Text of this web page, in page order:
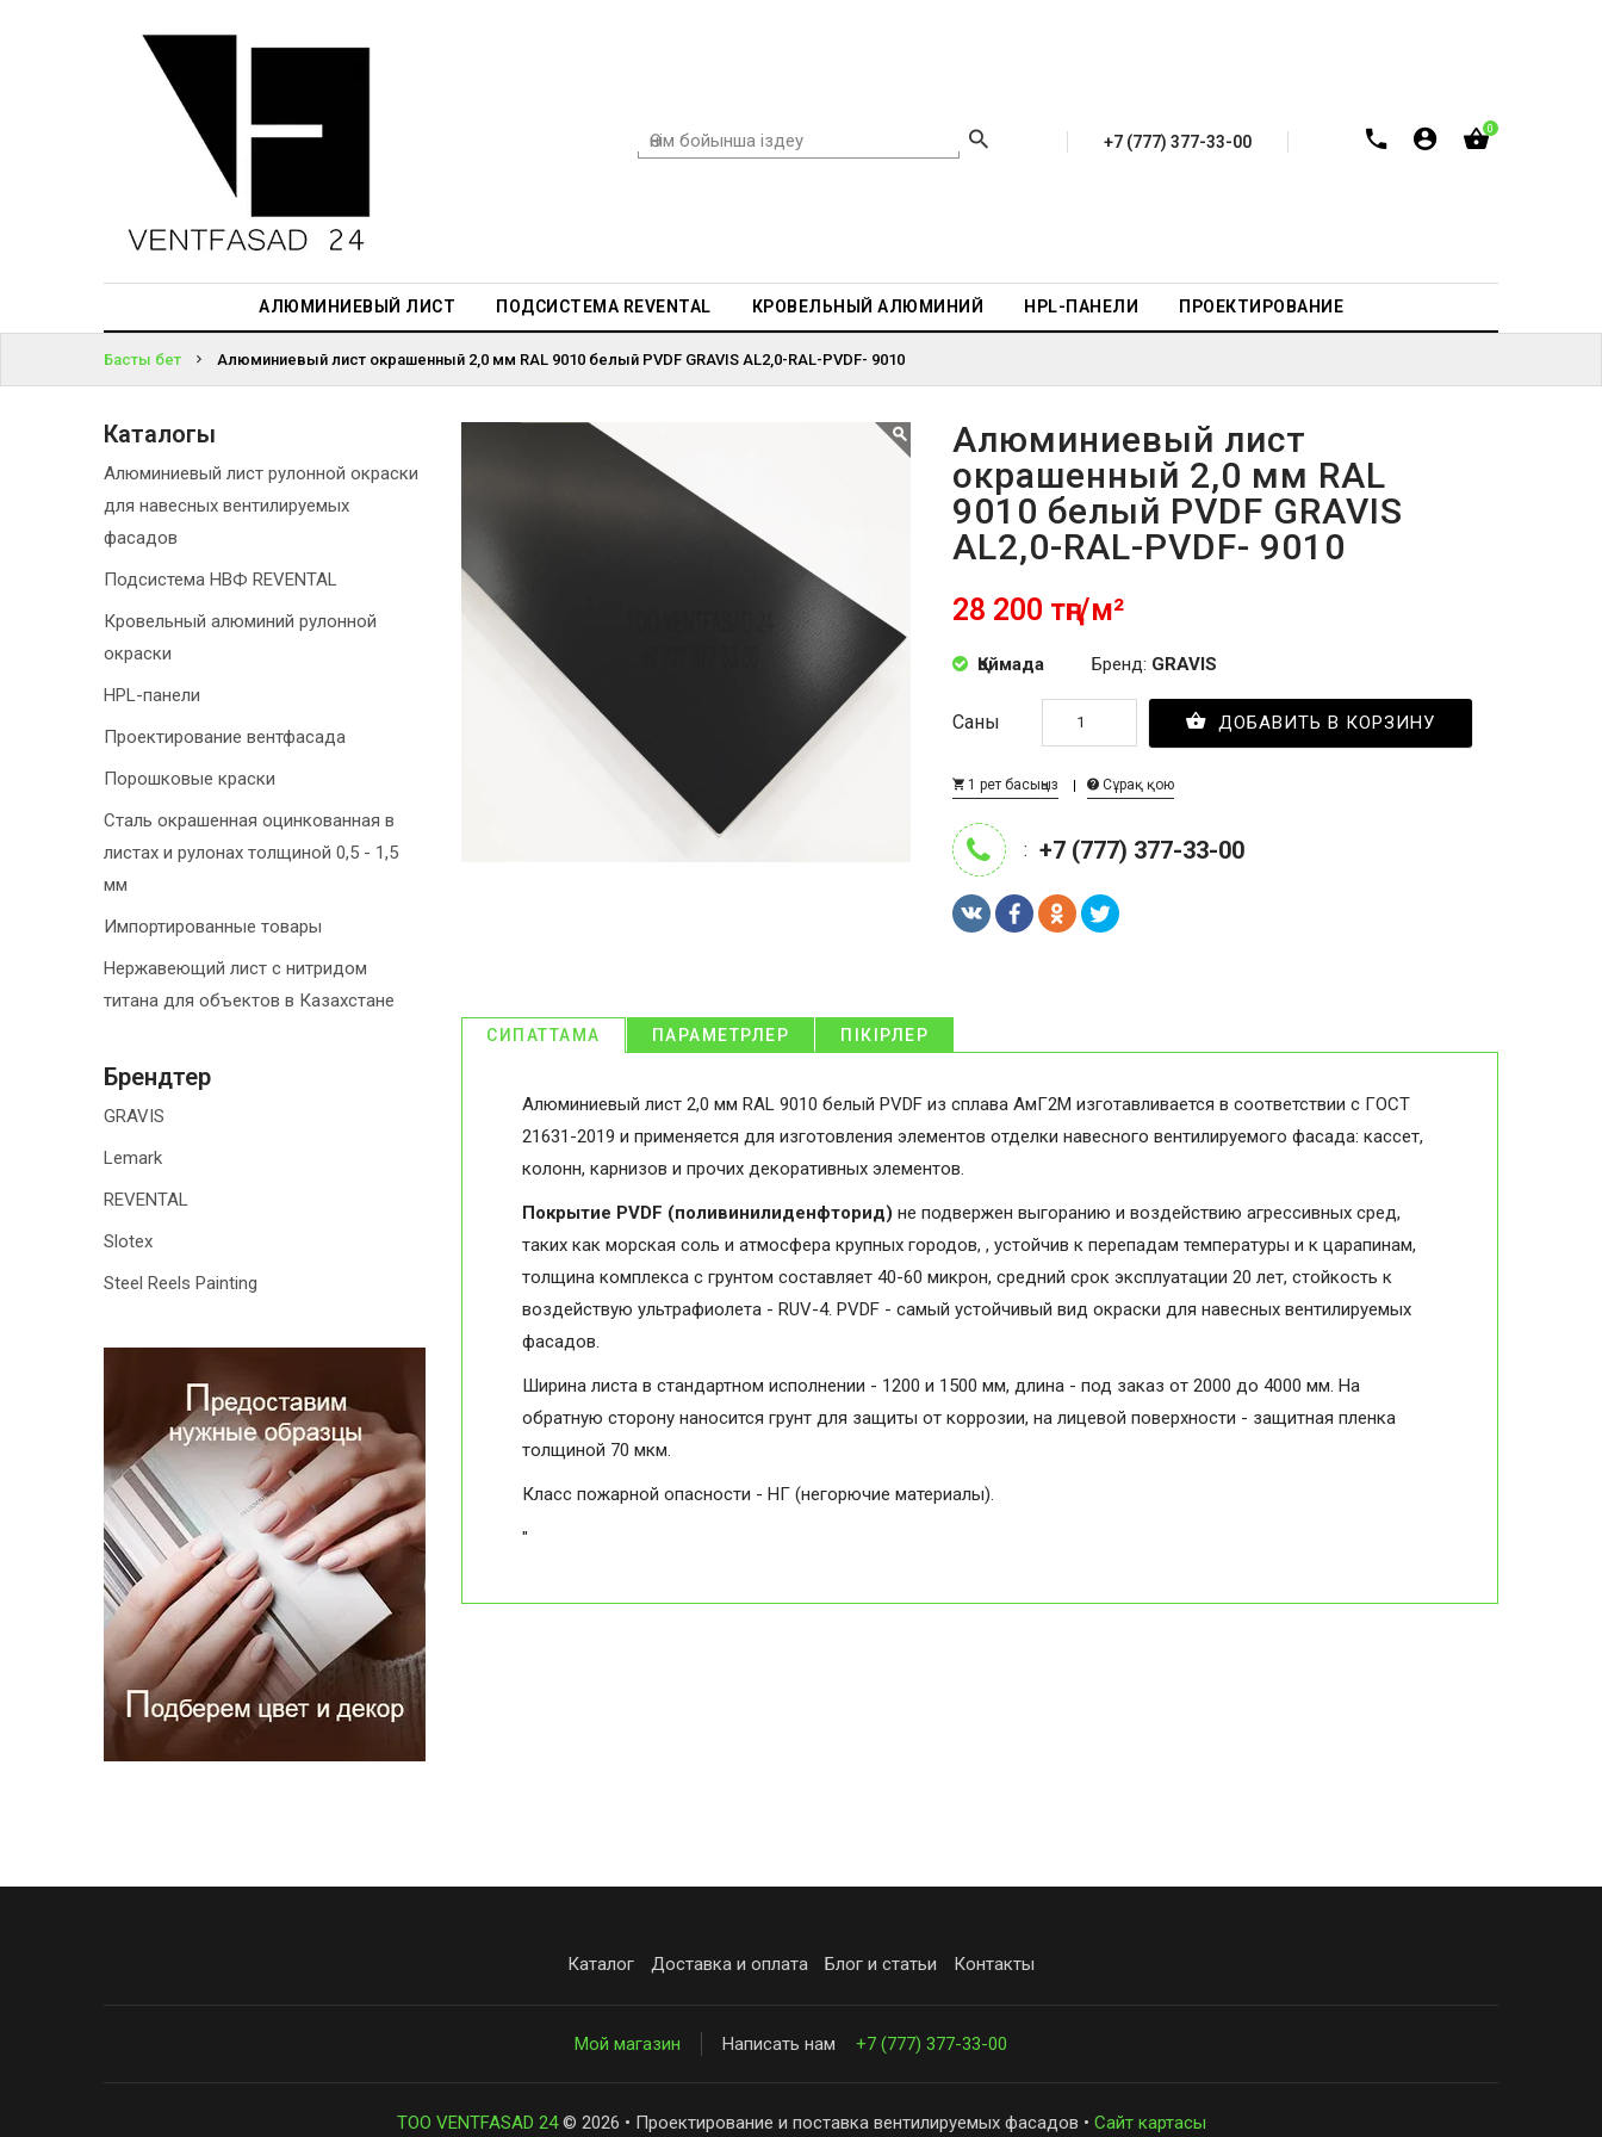
+7 (777) 377-33-00
0
АЛЮМИНИЕВЫЙ ЛИСТ ПОДСИСТЕМА REVENTAL КРОВЕЛЬНЫЙ АЛЮМИНИЙ HPL-ПАНЕЛИ ПРОЕКТИРОВАНИЕ
АЛЮМИНИЕВЫЙ
ПРОЕКТИРОВАНИЕ
КІРІҢІЗ
ПАРОЛЬДІ
БА?
Басты бет Алюминиевый лист окрашенный 2,0 мм RAL 9010 белый PVDF GRAVIS AL2,0-RAL-PVDF- 9010
Алюминиевый лист
окрашенный 2,0 мм RAL
9010 белый PVDF GRAVIS
AL2,0-RAL-PVDF- 9010
28 200 тңг/м²
Қоймада Бренд: GRAVIS
Саны ДОБАВИТЬ В КОРЗИНУ
1 рет басыңыз Сұрақ қою
: +7 (777) 377-33-00
СИПАТТАМА ПАРАМЕТРЛЕР ПІКІРЛЕР
Алюминиевый лист 2,0 мм RAL 9010 белый PVDF из сплава АмГ2М изготавливается в соответствии с ГОСТ
21631-2019 и применяется для изготовления элементов отделки навесного вентилируемого фасада: кассет,
колонн, карнизов и прочих декоративных элементов.
Покрытие PVDF (поливинилиденфторид) не подвержен выгоранию и воздействию агрессивных сред,
таких как морская соль и атмосфера крупных городов, , устойчив к перепадам температуры и к царапинам,
толщина комплекса с грунтом составляет 40-60 микрон, средний срок эксплуатации 20 лет, стойкость к
воздействую ультрафиолета - RUV-4. PVDF - самый устойчивый вид окраски для навесных вентилируемых
фасадов.
Ширина листа в стандартном исполнении - 1200 и 1500 мм, длина - под заказ от 2000 до 4000 мм. На
обратную сторону наносится грунт для защиты от коррозии, на лицевой поверхности - защитная пленка
толщиной 70 мкм.
Класс пожарной опасности - НГ (негорючие материалы).
"
Каталогы
Алюминиевый лист рулонной окраски
для навесных вентилируемых
фасадов
Подсистема НВФ REVENTAL
Кровельный алюминий рулонной
окраски
HPL-панели
Проектирование вентфасада
Порошковые краски
Сталь окрашенная оцинкованная в
листах и рулонах толщиной 0,5 - 1,5
мм
Импортированные товары
Нержавеющий лист с нитридом
титана для объектов в Казахстане
Брендтер
GRAVIS
Lemark
REVENTAL
Slotex
Steel Reels Painting
Каталог Доставка и оплата Блог и статьи Контакты
Мой магазин Написать нам +7 (777) 377-33-00
ТОО VENTFASAD 24© 2026 • Проектирование и поставка вентилируемых фасадов • Сайт картасы